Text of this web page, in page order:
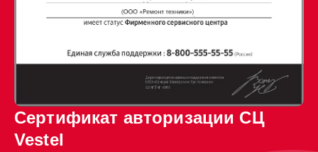
Сертификат авторизации СЦ
Vestel